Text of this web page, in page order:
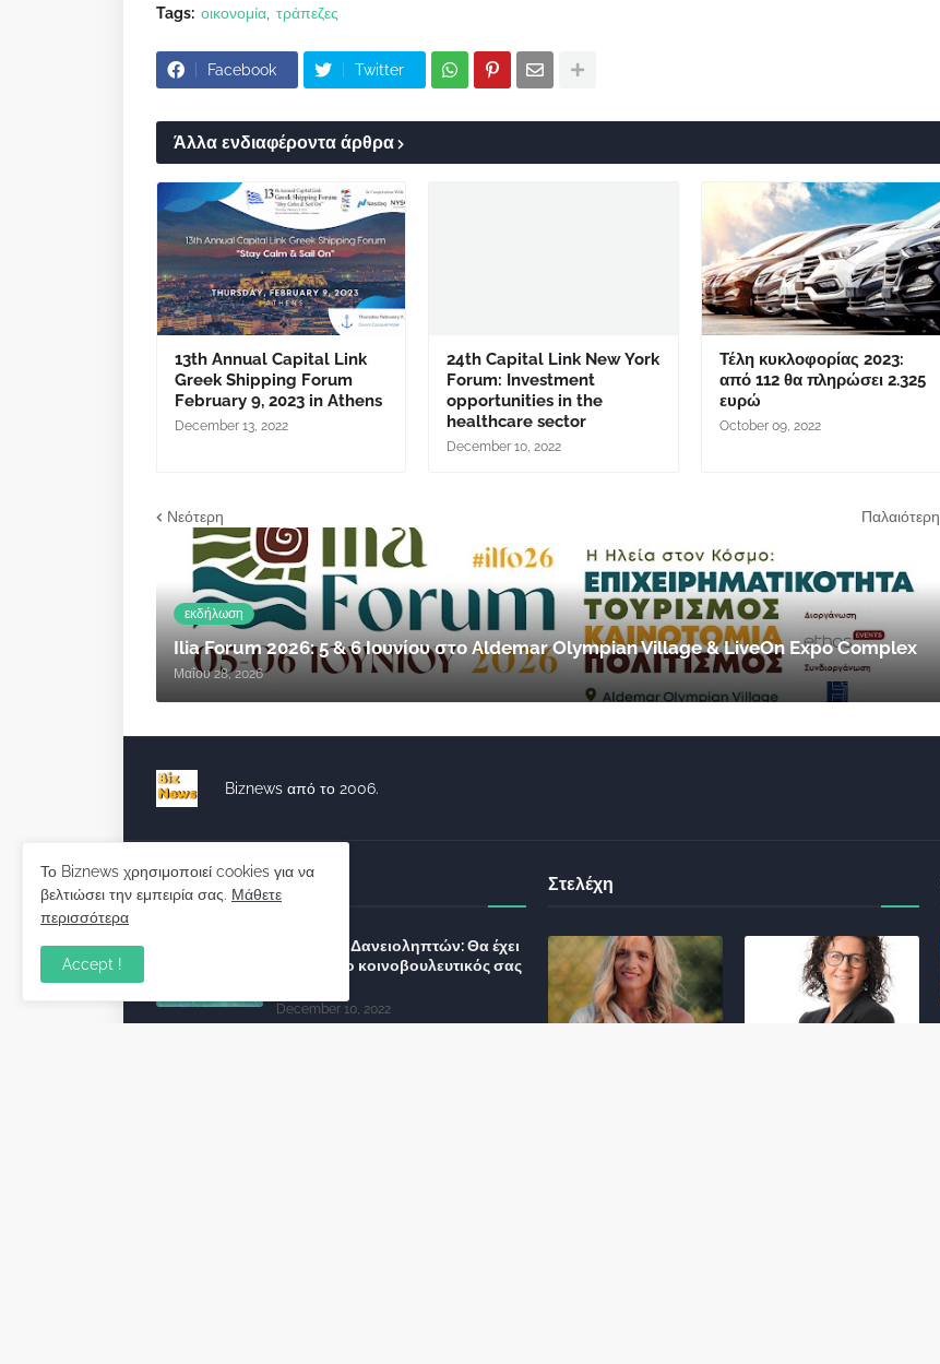
Tags: οικονομία τράπεζες
Facebook Twitter
Άλλα ενδιαφέροντα άρθρα
13th Annual Capital Link
Greek Shipping Forum
February 9, 2023 in Athens
December 13, 2022
24th Capital Link New York
Forum: Investment
opportunities in the
healthcare sector
December 10, 2022
Τέλη κυκλοφορίας 2023:
από 112 θα πληρώσει 2.325
ευρώ
October 09, 2022
Νεότερη Παλαιότερη
εκδήλωση
Ilia Forum 2026: 5 & 6 Ιουνίου στο Aldemar Olympian Village & LiveOn Expo Complex
Μαΐου 28, 2026
Biznews από το 2006.
Απόψεις
Σύλλογος Δανειοληπτών: Θα έχει
συνέχεια ο κοινοβουλευτικός σας
December 10, 2022
Στελέχη
Το Biznews χρησιμοποιεί cookies για να
βελτιώσει την εμπειρία σας. Μάθετε
περισσότερα
Accept !